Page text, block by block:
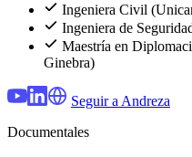
Ingeniera Civil
Ingeniera de
Maestría en
Ginebra)
Seguir a Andreza
Documentales